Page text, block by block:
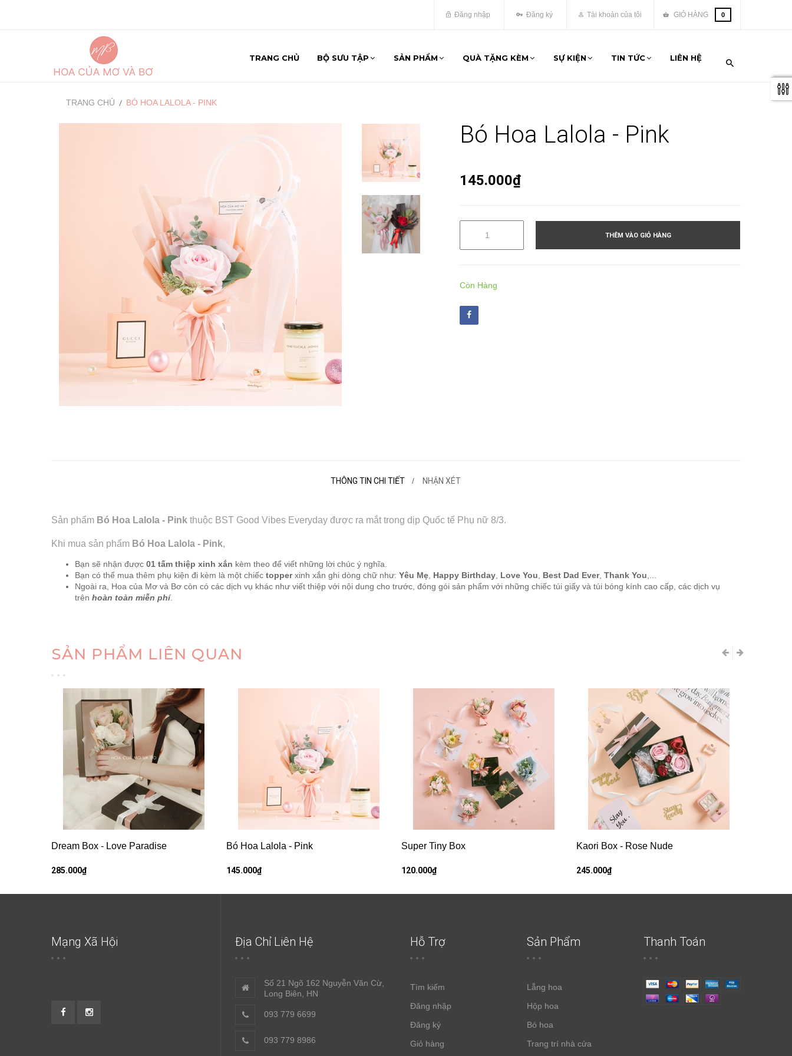
GIỎ HÀNG 0
Đăng nhập Đăng ký Tài khoản của tôi
TRANG CHỦ BỘ SƯU TẬP SẢN PHẨM QUÀ TẶNG KÈM SỰ KIỆN TIN TỨC LIÊN HỆ
TRANG CHỦ BÓ HOA LALOLA - PINK
Bó Hoa Lalola - Pink
145.000₫
THÊM VÀO GIỎ HÀNG
Còn Hàng
THÔNG TIN CHI TIẾT NHẬN XÉT
Sản phẩm Bó Hoa Lalola - Pink thuộc BST Good Vibes Everyday được ra mắt trong dịp Quốc tế Phụ nữ 8/3.
Khi mua sản phẩm Bó Hoa Lalola - Pink,
Bạn sẽ nhận được 01 tấm thiệp xinh xắn kèm theo để viết những lời chúc ý nghĩa.
Bạn có thể mua thêm phụ kiện đi kèm là một chiếc topperxinh xắn ghi dòng chữ như: Yêu Mẹ Happy Birthday Love You Best Dad Ever, Thank You
Ngoài ra, Hoa của Mơ và Bơ còn có các dịch vụ khác như viết thiệp với nội dung cho trước, đóng gói sản phẩm với những chiếc túi giấy và túi bóng kính cao cấp, các dịch vụ
trên hoàn toàn miễn phí.
SẢN PHẨM LIÊN QUAN
Dream Box - Love Paradise
285.000₫
Bó Hoa Lalola - Pink
145.000₫
Super Tiny Box
120.000₫
Kaori Box - Rose Nude
245.000₫
Mạng Xã Hội Địa Chỉ Liên Hệ
Số 21 Ngõ 162 Nguyễn Văn Cừ,
Long Biên, HN
093 779 6699
093 779 8986
Hỗ Trợ
Tìm kiếm
Đăng nhập
Đăng ký
Giỏ hàng
Sản Phẩm
Lẵng hoa
Hộp hoa
Bó hoa
Trang trí nhà cửa
Thanh Toán